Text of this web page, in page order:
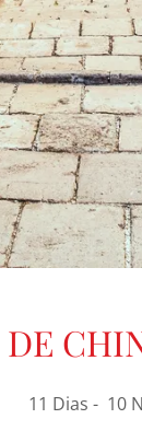
DE
11 Dias - 10